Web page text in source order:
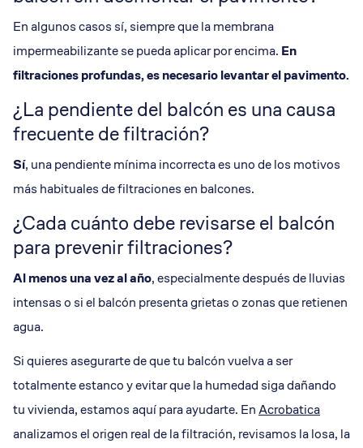
En algunos casos sí, siempre que la membrana
impermeabilizante se pueda aplicar por encima. En
filtraciones profundas, es necesario levantar el pavimento.
¿La pendiente del balcón es una causa
frecuente de filtración?
Sí, una pendiente mínima incorrecta es uno de los motivos
más habituales de filtraciones en balcones.
¿Cada cuánto debe revisarse el balcón
para prevenir filtraciones?
Al menos una vez al año, especialmente después de lluvias
intensas o si el balcón presenta grietas o zonas que retienen
agua.
Si quieres asegurarte de que tu balcón vuelva a ser
totalmente estanco y evitar que la humedad siga dañando
tu vivienda, estamos aquí para ayudarte. EnAcrobatica
analizamos el origen real de la filtración, revisamos la losa, la